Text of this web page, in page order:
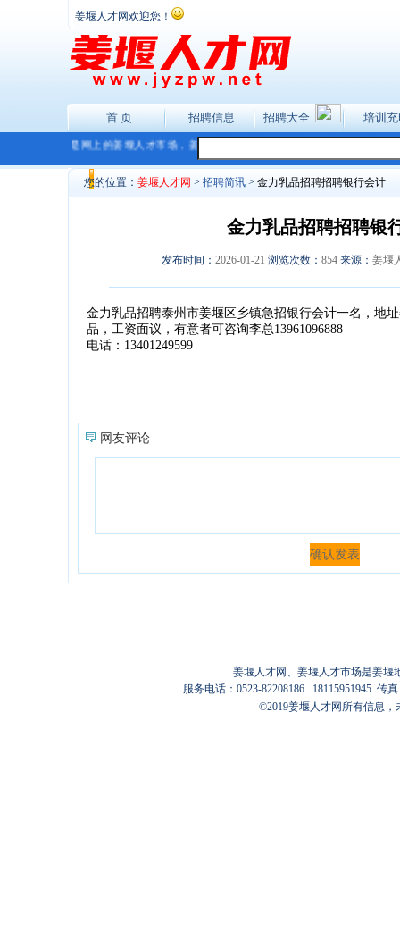
姜堰人才网欢迎您！
首 页 招聘信息 招聘大全 培训
姜堰人才网是网上的姜堰人才市场，姜堰人才网祝你工作顺利!
您的位置： 姜堰人才网 > 招聘简讯 > 金力乳品招聘招聘银行会计
金力乳品招聘招聘银
发布时间： 2026-01-21 浏览次数： 854 来源： 姜堰
金力乳品招聘泰州市姜堰区乡镇急招银行会计一名，地
品，工资面议，有意者可咨询李总13961096888
电话：13401249599
网友评论
姜堰人才网 、 姜堰人才市场是姜堰
服务电话：0523-82208186 18115951945 传真
©2019姜堰人才网 所有信息，